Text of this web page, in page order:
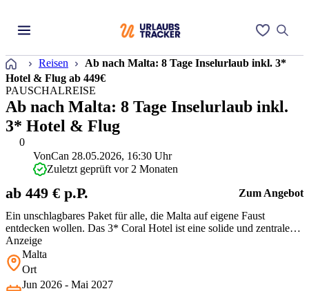
Startseite
Reisen
Ab nach Malta: 8 Tage Inselurlaub inkl. 3*
Hotel & Flug ab 449€
0
PAUSCHALREISE
Ab nach Malta: 8 Tage Inselurlaub inkl.
3* Hotel & Flug
Ein unschlagbares Paket für alle, die Malta auf eigene Faust
entdecken wollen. Das 3* Coral Hotel ist eine solide und zentrale
Basis in St. Paul’s Bay. Vor allem der Pool auf der Dachterrasse mit
Panoramablick ist ein echtes Highlight. Für diesen Preis sind 8 Tage
inklusive Flug eine seltene Gelegenheit, die Insel so günsti…
VonCan 28.05.2026, 16:30 Uhr
Zuletzt geprüft vor 2 Monaten
ab 449 € p.P. Zum Angebot
Anzeige
Malta
Ort
Jun 2026 - Mai 2027